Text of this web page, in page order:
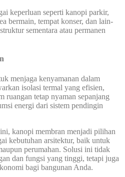
keperluan seperti kanopi parkir,
bermain, tempat konser, dan lain-
sementara atau permanen
menjaga kenyamanan dalam
isolasi termal yang efisien,
ruangan tetap nyaman sepanjang
energi dari sistem pendingin
kanopi membran menjadi pilihan
kebutuhan arsitektur, baik untuk
perumahan. Solusi ini tidak
dan fungsi yang tinggi, tetapi juga
bagi bangunan Anda.